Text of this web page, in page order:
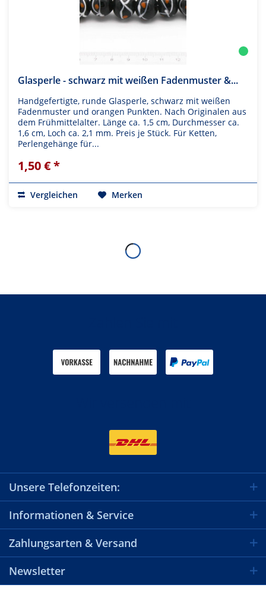
Glasperle - schwarz mit weißen Fadenmuster &...
Handgefertigte, runde Glasperle, schwarz mit weißen
Fadenmuster und orangen Punkten. Nach Originalen aus
dem Frühmittelalter. Länge ca. 1,5 cm, Durchmesser ca.
1,6 cm, Loch ca. 2,1 mm. Preis je Stück. Für Ketten,
Perlengehänge für...
1,50 € *
Vergleichen Merken
Unsere Telefonzeiten:
Informationen & Service
Zahlungsarten & Versand
Newsletter